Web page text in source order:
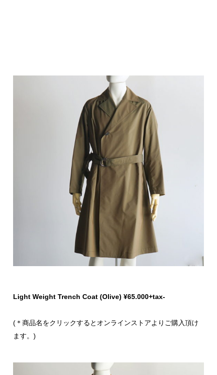
Light Weight Trench Coat (Olive) ¥65.000+tax-
(＊商品名をクリックするとオンラインストアよりご購入頂け
ます。)